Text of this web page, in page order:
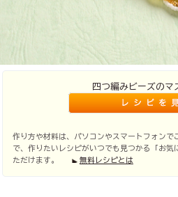
四つ編みビーズのマ
作り方や材料は、パソコンやスマートフォンで
で、作りたいレシピがいつでも見つかる「お気
ただけます。
無料レシピとは